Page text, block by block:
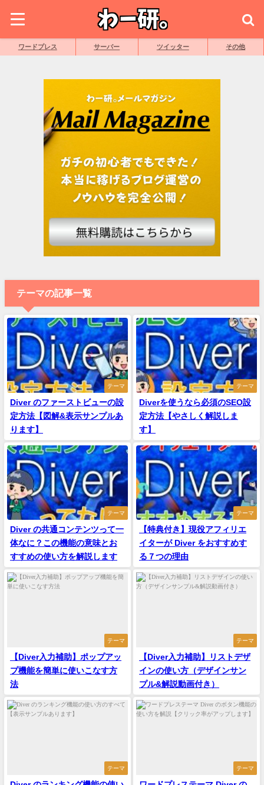
ワードプレス サーバー ツイッター その他
テーマの記事一覧
テーマ
Diver のファーストビューの設
定方法【図解&表示サンプルあ
ります】
テーマ
Diverを使うなら必須のSEO設
定方法【やさしく解説しま
す】
テーマ
Diver の共通コンテンツって一
体なに？この機能の意味とお
すすめの使い方を解説します
テーマ
【特典付き】現役アフィリエ
イターが Diver をおすすめす
る７つの理由
テーマ
【Diver入力補助】ポップアッ
プ機能を簡単に使いこなす方
法
テーマ
【Diver入力補助】リストデザ
インの使い方（デザインサン
プル&解説動画付き）
テーマ テーマ